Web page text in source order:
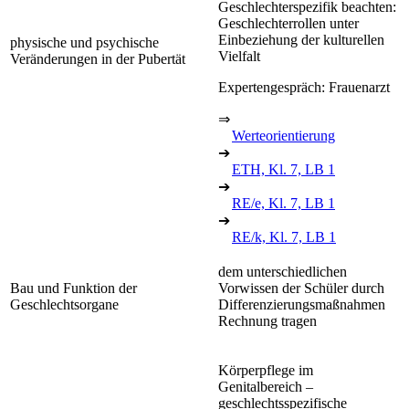
physische und psychische
Veränderungen in der Pubertät
Geschlechterspezifik beachten:
Geschlechterrollen unter
Einbeziehung der kulturellen
Vielfalt
Expertengespräch: Frauenarzt
⇒
Werteorientierung
➔
ETH, Kl. 7, LB 1
➔
RE/e, Kl. 7, LB 1
➔
RE/k, Kl. 7, LB 1
Bau und Funktion der
Geschlechtsorgane
dem unterschiedlichen
Vorwissen der Schüler durch
Differenzierungsmaßnahmen
Rechnung tragen
Körperpflege im
Genitalbereich –
geschlechtsspezifische